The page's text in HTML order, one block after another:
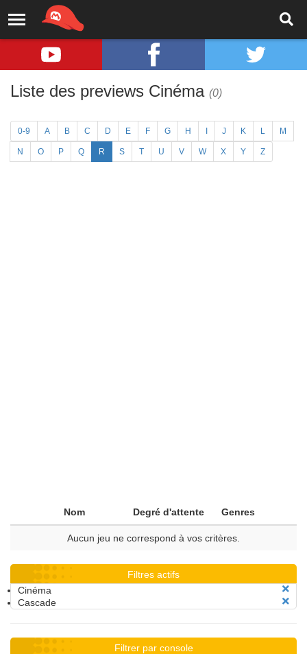
Liste des previews Cinéma (0)
0-9 A B C D E F G H J K L M
N O P Q R S T U V W X Y Z
Nom Degré d'attente Genres
Aucun jeu ne correspond à vos critères.
Filtres actifs
Cinéma
Cascade
Filtrer par console